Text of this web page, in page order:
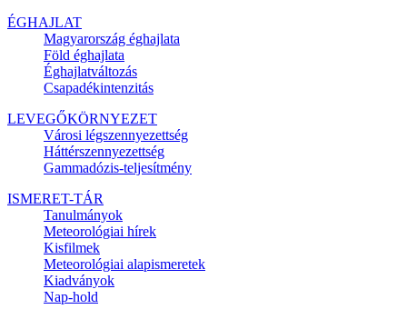
ÉGHAJLAT
Magyarország éghajlata
Föld éghajlata
Éghajlatváltozás
Csapadékintenzitás
LEVEGŐKÖRNYEZET
Városi légszennyezettség
Háttérszennyezettség
Gammadózis-teljesítmény
ISMERET-TÁR
Tanulmányok
Meteorológiai hírek
Kisfilmek
Meteorológiai alapismeretek
Kiadványok
Nap-hold